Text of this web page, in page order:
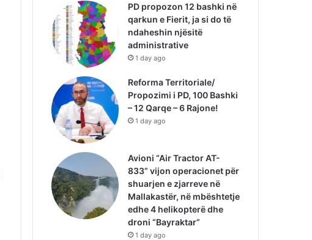
PD propozon 12 bashki në
qarkun e Fierit, ja si do të
ndaheshin njësitë
administrative
1 day ago
Reforma Territoriale/
Propozimi i PD, 100 Bashki
– 12 Qarqe – 6 Rajone!
1 day ago
Avioni “Air Tractor AT-
833” vijon operacionet për
shuarjen e zjarreve në
Mallakastër, në mbështetje
edhe 4 helikopterë dhe
droni “Bayraktar”
1 day ago